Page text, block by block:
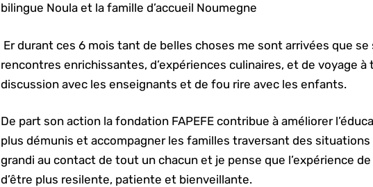
bilingue Noula et la famille d’accueil Noumegne
Er durant ces 6 mois tant de belles choses me sont arrivées que
rencontres enrichissantes, d’expériences culinaires, et de voyage à
discussion avec les enseignants et de fou rire avec les enfants.
De part son action la fondation FAPEFE contribue à améliorer
plus démunis et accompagner les familles traversant des situations
grandi au contact de tout un chacun et je pense que l’expérience de
d’être plus resilente, patiente et bienveillante.